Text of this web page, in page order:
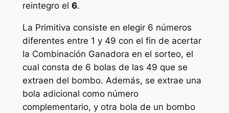
reintegro el 6.
La Primitiva consiste en elegir 6 números
diferentes entre 1 y 49 con el fin de acertar
la Combinación Ganadora en el sorteo, el
cual consta de 6 bolas de las 49 que se
extraen del bombo. Además, se extrae una
bola adicional como número
complementario, y otra bola de un bombo